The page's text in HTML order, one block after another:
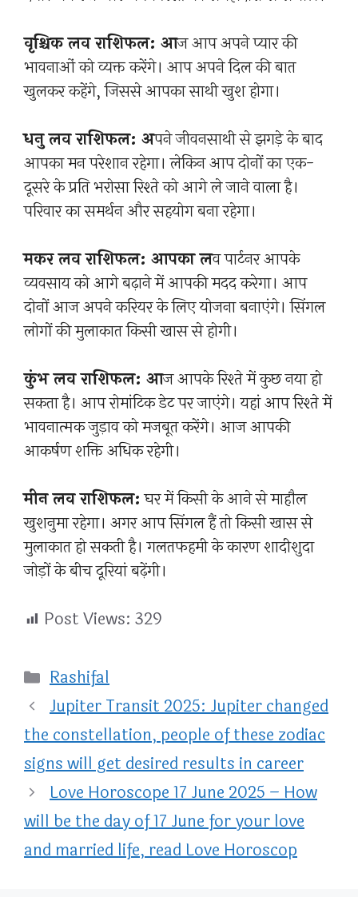
वृश्चिक लव राशिफल: आज आप अपने प्यार की
भावनाओं को व्यक्त करेंगे। आप अपने दिल की बात
खुलकर कहेंगे, जिससे आपका साथी खुश होगा।
धनु लव राशिफल: अपने जीवनसाथी से झगड़े के बाद
आपका मन परेशान रहेगा। लेकिन आप दोनों का एक-
दूसरे के प्रति भरोसा रिश्ते को आगे ले जाने वाला है।
परिवार का समर्थन और सहयोग बना रहेगा।
मकर लव राशिफल: आपका लव पार्टनर आपके
व्यवसाय को आगे बढ़ाने में आपकी मदद करेगा। आप
दोनों आज अपने करियर के लिए योजना बनाएंगे। सिंगल
लोगों की मुलाकात किसी खास से होगी।
कुंभ लव राशिफल: आज आपके रिश्ते में कुछ नया हो
सकता है। आप रोमांटिक डेट पर जाएंगे। यहां आप रिश्ते में
भावनात्मक जुड़ाव को मजबूत करेंगे। आज आपकी
आकर्षण शक्ति अधिक रहेगी।
मीन लव राशिफल:घर में किसी के आने से माहौल
खुशनुमा रहेगा। अगर आप सिंगल हैं तो किसी खास से
मुलाकात हो सकती है। गलतफहमी के कारण शादीशुदा
जोड़ों के बीच दूरियां बढ़ेंगी।
Post Views: 329
Categories
Rashifal
Jupiter Transit 2025: Jupiter changed
the constellation, people of these zodiac
signs will get desired results in career
Love Horoscope 17 June 2025 – How
will be the day of 17 June for your love
and married life, read Love Horoscop